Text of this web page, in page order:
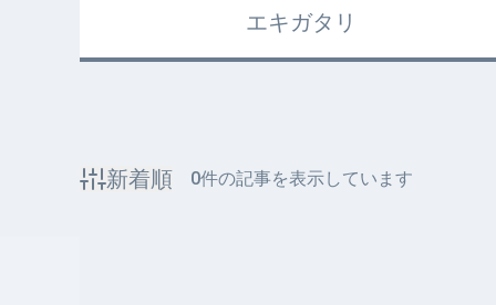
エキガタリ
新着順 0件の記事を表示しています